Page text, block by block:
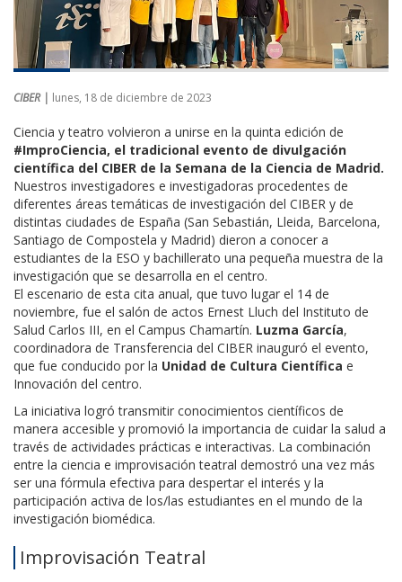
CIBER | lunes, 18 de diciembre de 2023
Ciencia y teatro volvieron a unirse en la quinta edición de
#ImproCiencia, el tradicional evento de divulgación
científica del CIBER de la Semana de la Ciencia de Madrid.
Nuestros investigadores e investigadoras procedentes de
diferentes áreas temáticas de investigación del CIBER y de
distintas ciudades de España (San Sebastián, Lleida, Barcelona,
Santiago de Compostela y Madrid) dieron a conocer a
estudiantes de la ESO y bachillerato una pequeña muestra de la
investigación que se desarrolla en el centro.
El escenario de esta cita anual, que tuvo lugar el 14 de
noviembre, fue el salón de actos Ernest Lluch del Instituto de
Salud Carlos III, en el Campus Chamartín. Luzma García,
coordinadora de Transferencia del CIBER inauguró el evento,
que fue conducido por la Unidad de Cultura Científica e
Innovación del centro.
La iniciativa logró transmitir conocimientos científicos de
manera accesible y promovió la importancia de cuidar la salud a
través de actividades prácticas e interactivas. La combinación
entre la ciencia e improvisación teatral demostró una vez más
ser una fórmula efectiva para despertar el interés y la
participación activa de los/las estudiantes en el mundo de la
investigación biomédica.
Improvisación Teatral